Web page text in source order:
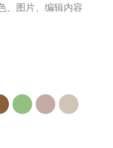
、图片、编辑内容